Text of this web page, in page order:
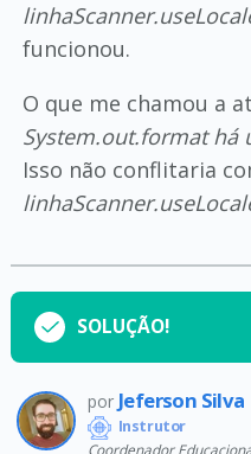
funcionou.
O que me chamou a
System.out.format há
Isso não conflitaria
SOLUÇÃO!
por Jeferson Silva
Instrutor
Coordenador